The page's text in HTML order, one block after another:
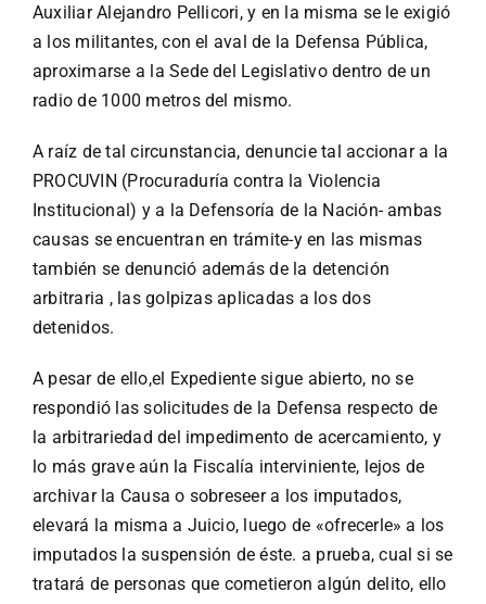
Auxiliar Alejandro Pellicori, y en la misma se le exigió
a los militantes, con el aval de la Defensa Pública,
aproximarse a la Sede del Legislativo dentro de un
radio de 1000 metros del mismo.
A raíz de tal circunstancia, denuncie tal accionar a la
PROCUVIN (Procuraduría contra la Violencia
Institucional) y a la Defensoría de la Nación- ambas
causas se encuentran en trámite-y en las mismas
también se denunció además de la detención
arbitraria , las golpizas aplicadas a los dos
detenidos.
A pesar de ello,el Expediente sigue abierto, no se
respondió las solicitudes de la Defensa respecto de
la arbitrariedad del impedimento de acercamiento, y
lo más grave aún la Fiscalía interviniente, lejos de
archivar la Causa o sobreseer a los imputados,
elevará la misma a Juicio, luego de «ofrecerle» a los
imputados la suspensión de éste. a prueba, cual si se
tratará de personas que cometieron algún delito, ello